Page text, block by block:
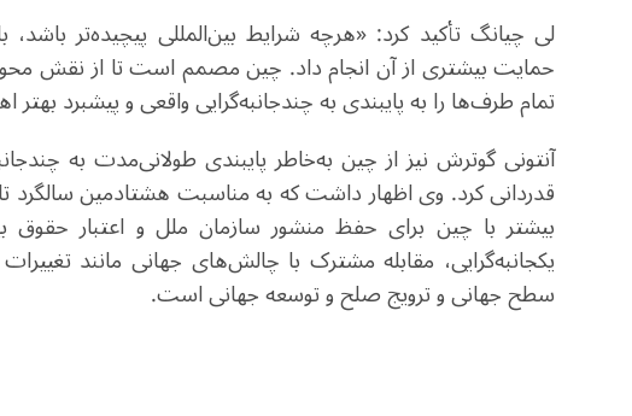
لی چیانگ تأکید کرد: «هرچه شرایط بین‌المللی پیچیده‌تر باشد،
حمایت بیشتری از آن انجام داد. چین مصمم است تا از نقش
تمام طرف‌ها را به پایبندی به چندجانبه‌گرایی واقعی و پیشبرد
آنتونی گوترش نیز از چین به‌خاطر پایبندی طولانی‌مدت به
قدردانی کرد. وی اظهار داشت که به مناسبت هشتادمین
بیشتر با چین برای حفظ منشور سازمان ملل و اعتبار حقوق
یکجانبه‌گرایی، مقابله مشترک با چالش‌های جهانی مانند
سطح جهانی و ترویج صلح و توسعه جهانی است.